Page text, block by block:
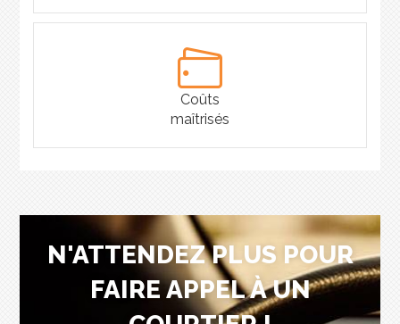
Coûts
maîtrisés
N'ATTENDEZ PLUS POUR
FAIRE APPEL À UN